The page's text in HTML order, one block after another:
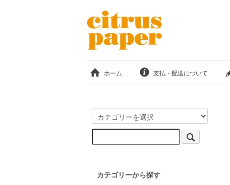
ホーム 支払・配送について
カテゴリーから探す